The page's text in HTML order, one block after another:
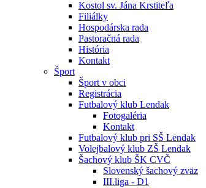
Kostol sv. Jána Krstiteľa
Filiálky
Hospodárska rada
Pastoračná rada
História
Kontakt
Šport
Šport v obci
Registrácia
Futbalový klub Lendak
Fotogaléria
Kontakt
Futbalový klub pri SŠ Lendak
Volejbalový klub ZŠ Lendak
Šachový klub ŠK CVČ
Slovenský šachový zväz
III.liga - D1